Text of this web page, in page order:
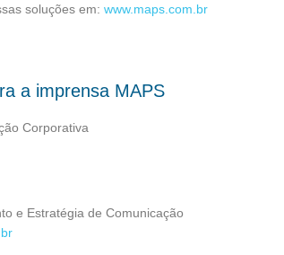
soluções em: www.maps.com.br
a imprensa MAPS
Corporativa
e Estratégia de Comunicação